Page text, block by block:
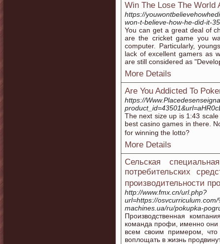
Win The Lose The World
https://
won-t-believe-how-he-did-it-
You can get a great deal of
are the cricket game you
computer. Particularly,
lack of excellent gamers as
are still considered as
More Details
Are You Addicted To
https://
Tһe next size up is 1:43
best casino games in there.
for winning the lotto?
More Details
Сельская
потребительских
производительности
http://www.fmx.cn/url.php?
url=https://
machines.ua/ru/pokupka-
Производственная
команда профи, именно они
всем своим примером,
воплощать в жизнь